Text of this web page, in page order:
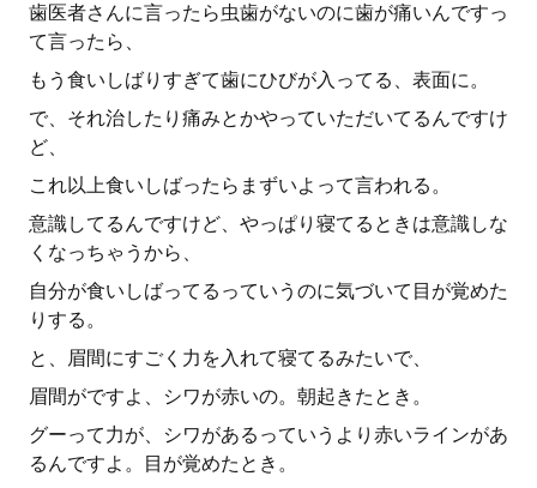
歯医者さんに言ったら虫歯がないのに歯が痛いんですっ
て言ったら、
もう食いしばりすぎて歯にひびが入ってる、表面に。
で、それ治したり痛みとかやっていただいてるんですけ
ど、
これ以上食いしばったらまずいよって言われる。
意識してるんですけど、やっぱり寝てるときは意識しな
くなっちゃうから、
自分が食いしばってるっていうのに気づいて目が覚めた
りする。
と、眉間にすごく力を入れて寝てるみたいで、
眉間がですよ、シワが赤いの。朝起きたとき。
グーって力が、シワがあるっていうより赤いラインがあ
るんですよ。目が覚めたとき。